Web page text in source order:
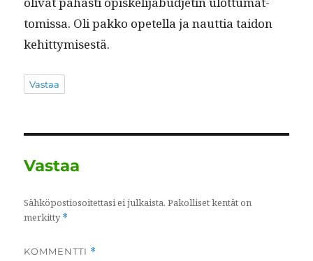
tomis­sa. Oli pakko opetel­la ja naut­tia taidon
kehittymisestä.
Vastaa
Vastaa
Sähköpostiosoitettasi ei julkaista. Pakolliset kentät on
merkitty*
KOMMENTTI *